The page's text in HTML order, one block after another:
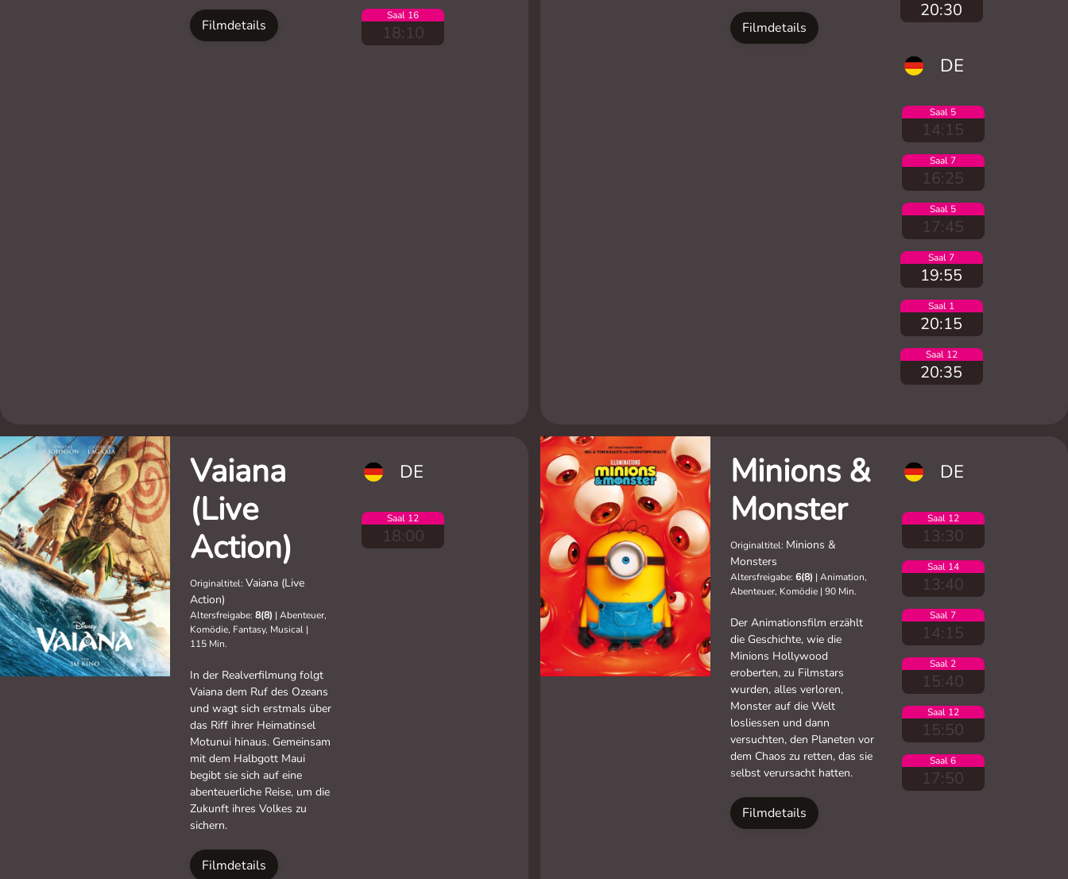
Filmdetails
Saal 16
18:10 Filmdetails
20:30
DE
Saal 5
14:15
Saal 7
16:25
Saal 5
17:45
Saal 7
19:55
Saal 1
20:15
Saal 12
20:35
Vaiana
(Live
Action)
Originaltitel: Vaiana (Live
Action)
Altersfreigabe: 8(8) | Abenteuer,
Komödie, Fantasy, Musical |
115 Min.
In der Realverfilmung folgt
Vaiana dem Ruf des Ozeans
und wagt sich erstmals über
das Riff ihrer Heimatinsel
Motunui hinaus. Gemeinsam
mit dem Halbgott Maui
begibt sie sich auf eine
abenteuerliche Reise, um die
Zukunft ihres Volkes zu
sichern.
Filmdetails
DE
Saal 12
18:00
Minions &
Monster
Originaltitel: Minions &
Monsters
Altersfreigabe: 6(8) | Animation,
Abenteuer, Komödie | 90 Min.
Der Animationsfilm erzählt
die Geschichte, wie die
Minions Hollywood
eroberten, zu Filmstars
wurden, alles verloren,
Monster auf die Welt
losliessen und dann
versuchten, den Planeten vor
dem Chaos zu retten, das sie
selbst verursacht hatten.
Filmdetails
DE
Saal 12
13:30
Saal 14
13:40
Saal 7
14:15
Saal 2
15:40
Saal 12
15:50
Saal 6
17:50